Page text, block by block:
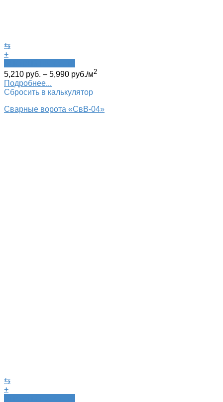
⇆
+
5,210 руб. – 5,990 руб./м2
Подробнее...
Сбросить в калькулятор
Сварные ворота «СвВ-04»‎
⇆
+